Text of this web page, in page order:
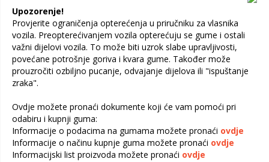
Upozorenje!
Provjerite ograničenja opterećenja u priručniku za vlasnika
vozila. Preopterećivanjem vozila opterećuju se gume i ostali
važni dijelovi vozila. To može biti uzrok slabe upravljivosti,
povećane potrošnje goriva i kvara gume. Također može
prouzročiti ozbiljno pucanje, odvajanje dijelova ili "ispuštanje
zraka".
Ovdje možete pronaći dokumente koji će vam pomoći pri
odabiru i kupnji guma:
Informacije o podacima na gumama možete pronaći ovdje
Informacije o načinu kupnje guma možete pronaći ovdje
Informacijski list proizvoda možete pronaći ovdje